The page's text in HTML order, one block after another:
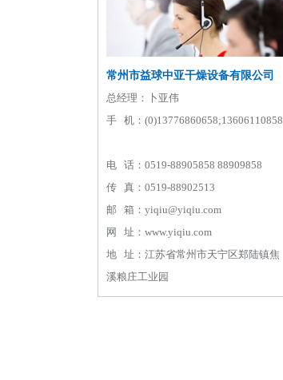
常州市益球中亚干燥设备有限公司
总经理：卜亚伟
手 机：(0)13776860658;13606110858
电 话：0519-88905858 88909858
传 真：0519-88902513
邮 箱：yiqiu@yiqiu.com
网 址：www.yiqiu.com
地 址：江苏省常州市天宁区郑陆镇焦
溪粮庄工业园